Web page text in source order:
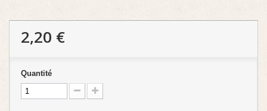
2,20 €
Quantité